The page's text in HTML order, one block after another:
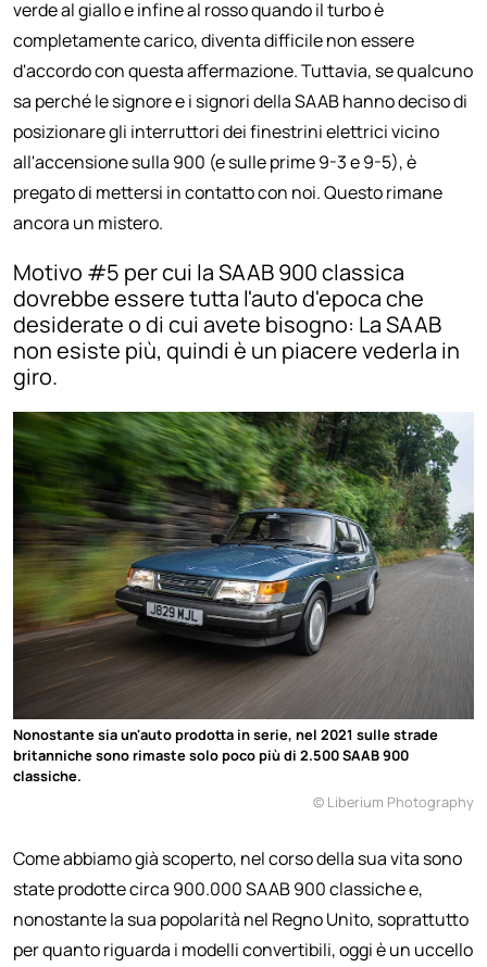
verde al giallo e infine al rosso quando il turbo è
completamente carico, diventa difficile non essere
d'accordo con questa affermazione. Tuttavia, se qualcuno
sa perché le signore e i signori della SAAB hanno deciso di
posizionare gli interruttori dei finestrini elettrici vicino
all'accensione sulla 900 (e sulle prime 9-3 e 9-5), è
pregato di mettersi in contatto con noi. Questo rimane
ancora un mistero.
Motivo #5 per cui la SAAB 900 classica
dovrebbe essere tutta l'auto d'epoca che
desiderate o di cui avete bisogno: La SAAB
non esiste più, quindi è un piacere vederla in
giro.
Nonostante sia un'auto prodotta in serie, nel 2021 sulle strade
britanniche sono rimaste solo poco più di 2.500 SAAB 900
classiche.
© Liberium Photography
Come abbiamo già scoperto, nel corso della sua vita sono
state prodotte circa 900.000 SAAB 900 classiche e,
nonostante la sua popolarità nel Regno Unito, soprattutto
per quanto riguarda i modelli convertibili, oggi è un uccello